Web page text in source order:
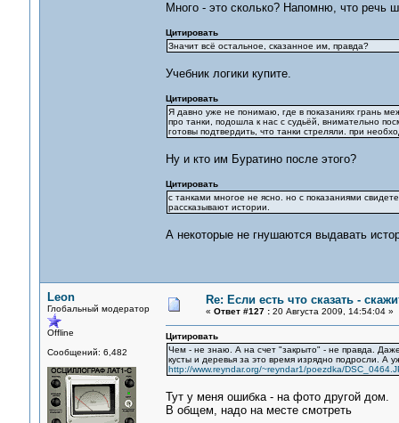
Много - это сколько? Напомню, что речь
Цитировать
Значит всё остальное, сказанное им, правда?
Учебник логики купите.
Цитировать
Я давно уже не понимаю, где в показаниях грань
про танки, подошла к нас с судьёй, внимательно
готовы подтвердить, что танки стреляли. при
Ну и кто им Буратино после этого?
Цитировать
с танками многое не ясно. но с показаниями
рассказывают истории.
А некоторые не гнушаются выдавать
Leon
Глобальный модератор
Offline
Сообщений: 6,482
Re: Если есть что сказать -
« Ответ #127 :20 Августа 2009, 14:54:04 »
Цитировать
Чем - не знаю. А на счет "закрыто" - не правда.
кусты и деревья за это время изрядно подросли. А
http://www.reyndar.org/~reyndar1/poezdka/
Тут у меня ошибка - на фото другой дом.
В общем, надо на месте смотреть